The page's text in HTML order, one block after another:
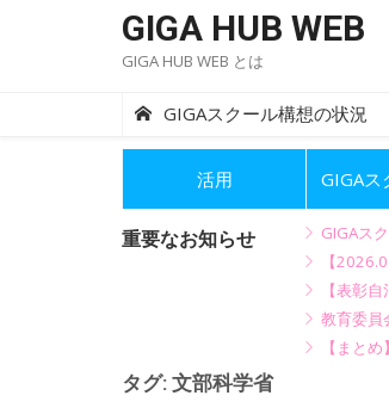
GIGA HUB WEB
GIGA HUB WEB とは
GIGAスクール構想の状況
活用 GIGAス
重要なお知らせ
GIGAス
【
【表彰
教育委員
【まと
タグ: 文部科学省